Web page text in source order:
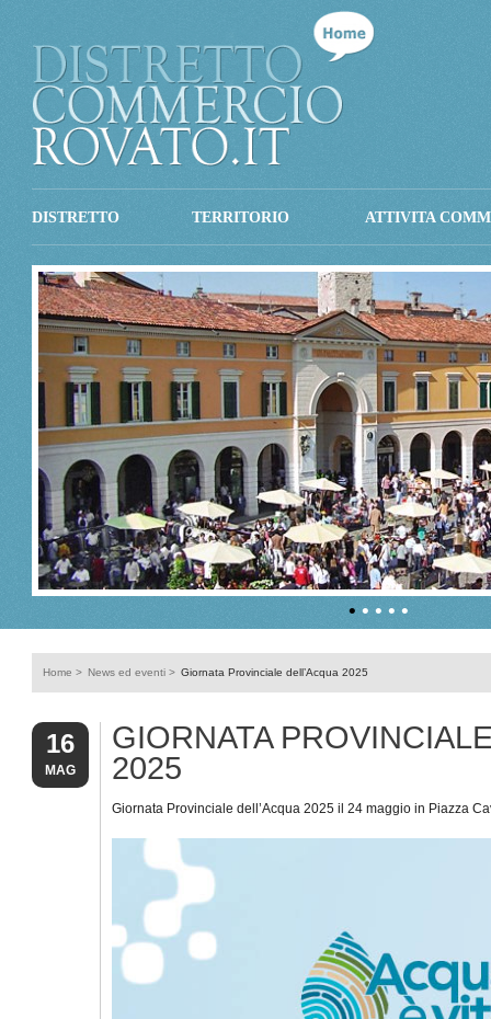
DISTRETTO TERRITORIO ATTIVITA
• • • • •
Home > News ed eventi > Giornata Provinciale dell’Acqua 2025
16
MAG
GIORNATA
2025
Giornata Provinciale dell’Acqua 2025 il 24 maggio in Piazza